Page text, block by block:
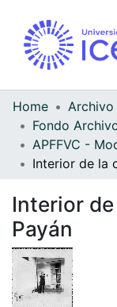
Home
Interior
Payán